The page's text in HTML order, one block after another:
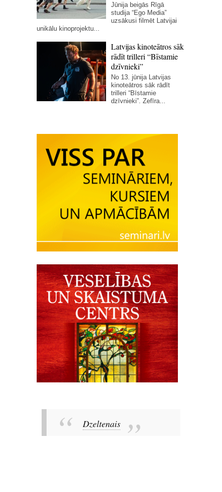
Jūnija beigās Rīgā
studija “Ego Media”
uzsākusi filmēt Latvijai
unikālu kinoprojektu...
Latvijas kinoteātros sāk
rādīt trilleri “Bīstamie
dzīvnieki”
No 13. jūnija Latvijas
kinoteātros sāk rādīt
trilleri “Bīstamie
dzīvnieki”. Zefīra...
Dzeltenais